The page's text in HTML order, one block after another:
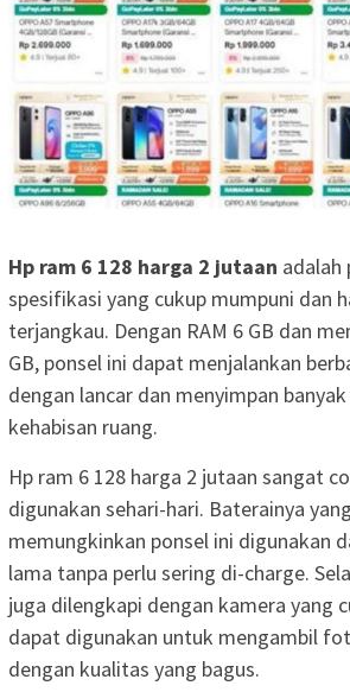
Hp ram 6 128 harga 2 jutaan adalah
spesifikasi yang cukup mumpuni dan
terjangkau. Dengan RAM 6 GB dan
GB, ponsel ini dapat menjalankan
dengan lancar dan menyimpan
kehabisan ruang.
Hp ram 6 128 harga 2 jutaan sangat
digunakan sehari-hari. Baterainya
memungkinkan ponsel ini digunakan
lama tanpa perlu sering di-charge.
juga dilengkapi dengan kamera yang
dapat digunakan untuk mengambil
dengan kualitas yang bagus.